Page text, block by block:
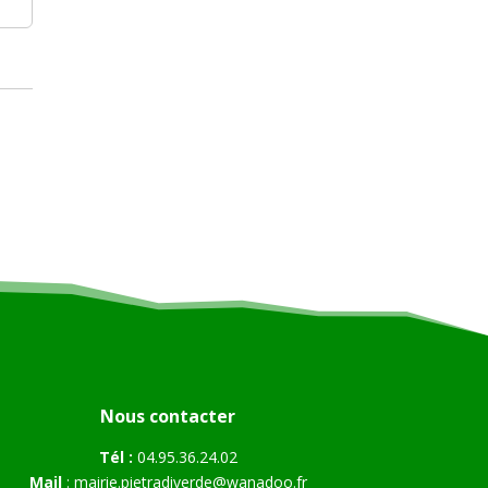
Nous contacter
Tél : 04.95.36.24.02
Mail: mairie.pietradiverde@wanadoo.fr